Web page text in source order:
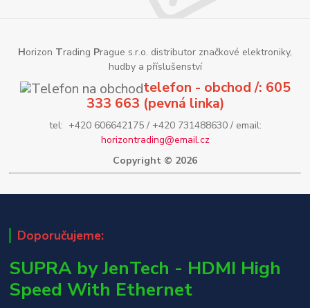
Horizon Trading Prague s.r.o. distributor značkové elektroniky,
hudby a příslušenství
telefon - obchod /: 605
333 663 (pevná linka)
tel: +420 606642175 / +420 731488630 / email:
horizontrading@email.cz
Copyright © 2026
Doporučujeme:
SUPRA by JenTech - HDMI High
Speed With Ethernet